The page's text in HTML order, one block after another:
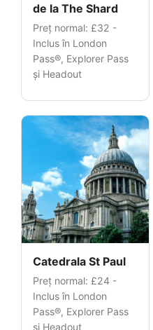
de la The Shard
Preț normal: £32 -
Inclus în London
Pass®, Explorer Pass
și Headout
Catedrala St Paul
Preț normal: £24 -
Inclus în London
Pass®, Explorer Pass
și Headout